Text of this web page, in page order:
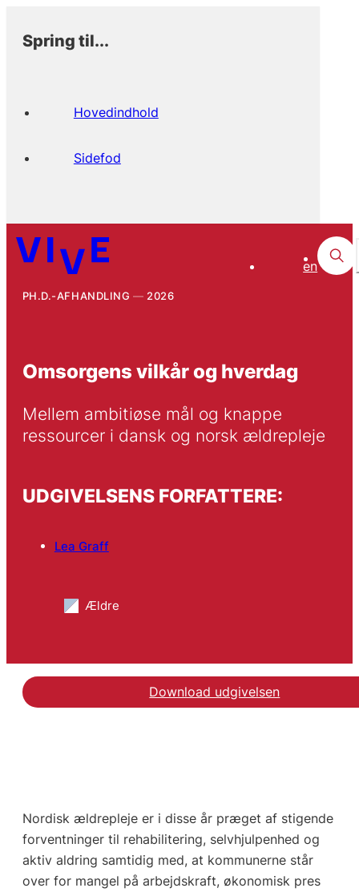
Spring til...
Hovedindhold
Sidefod
en
PH.D.-AFHANDLING 2026
Omsorgens vilkår og hverdag
Mellem ambitiøse mål og knappe
ressourcer i dansk og norsk ældrepleje
UDGIVELSENS FORFATTERE:
Lea Graff
Ældre
Download udgivelsen
Nordisk ældrepleje er i disse år præget af stigende
forventninger til rehabilitering, selvhjulpenhed og
aktiv aldring samtidig med, at kommunerne står
over for mangel på arbejdskraft, økonomisk pres